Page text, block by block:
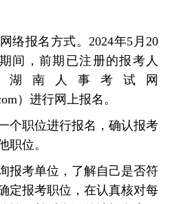
络报名方式。2024年5月20
间，前期已注册的报考人
南人事考试网
）进行网上报名。
个职位进行报名，确认报考
职位。
报考单位，了解自己是否符
定报考职位，在认真核对每